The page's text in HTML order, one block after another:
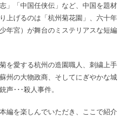
」「中国任侠伝」など、中国を題材
上げるのは「杭州菊花園」、六十年
年宮）が舞台のミステリアスな短編
を愛する杭州の造園職人、刺繍上手
州の大物政商、そしてにぎやかな城
声･･･殺人事件。
編を楽しんでいただき、ここで紹介